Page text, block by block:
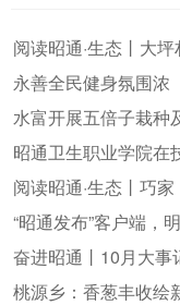
阅读昭通·生态丨大
永善全民健身氛围浓
水富开展五倍子栽种
昭通卫生职业学院在
阅读昭通·生态丨巧
“昭通发布”客户端，
奋进昭通丨10月大
桃源乡：香葱丰收绘